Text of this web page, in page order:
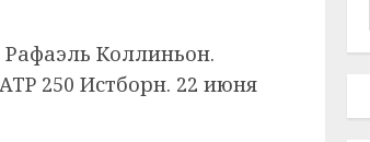
Коллиньон.
250 Истборн. 22 июня